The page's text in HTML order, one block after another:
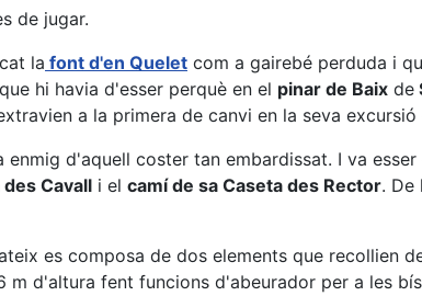
de jugar.
la font d'en Quelet com a gairebé perduda i
hi havia d'esser perquè en el pinar de Baix de
a la primera de canvi en la seva excursió
d'aquell coster tan embardissat. I va
Cavall i el camí de sa Caseta des Rector. De
es composa de dos elements que recollien
d'altura fent funcions d'abeurador per a les